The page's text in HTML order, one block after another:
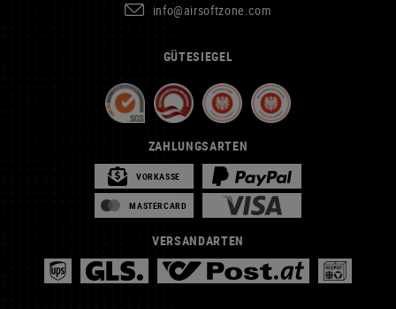
info@airsoftzone.com
GÜTESIEGEL
ZAHLUNGSARTEN
VORKASSE
MASTERCARD
VERSANDARTEN